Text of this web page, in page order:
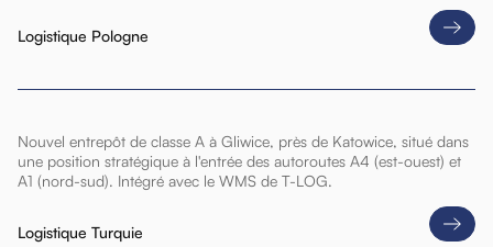
Logistique Pologne
Nouvel entrepôt de classe A à Gliwice, près de Katowice, situé dans
une position stratégique à l'entrée des autoroutes A4 (est-ouest) et
A1 (nord-sud). Intégré avec le WMS de T-LOG.
Logistique Turquie